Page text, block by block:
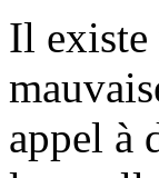
Il existe
appel à